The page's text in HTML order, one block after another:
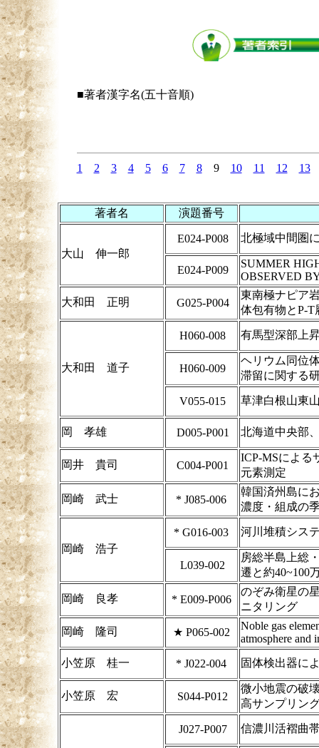
■著者漢字名(五十音順)
1 2 3 4 5 6 7 89 10 11 12 13
著者名 演題番号
大山 伸一郎
E024-P008 北極域中間圏
E024-P009
SUMMER
OBSERVED
大和田 正明 G025-P004
東南極ナピア
体包有物とP-T
大和田 道子
H060-008 有馬型深部上
H060-009
ヘリウム同位
滞留に関する
V055-015 草津白根山東
岡 孝雄 D005-P001 北海道中央部
岡井 貴司 C004-P001
ICP-MSによる
元素測定
岡崎 武士 * J085-006
韓国済州島に
濃度・組成の
岡崎 浩子
* G016-003 河川堆積シス
L039-002
房総半島上総
遷と約40~100
岡崎 良孝 * E009-P006
のぞみ衛星の
ニタリング
岡崎 隆司 ★ P065-002
Noble gas
atmosphere and
小笠原 桂一
* J022-004 固体検出器に
小笠原 宏 S044-P012
微小地震の破
高サンプリン
J027-P007 信濃川活褶曲